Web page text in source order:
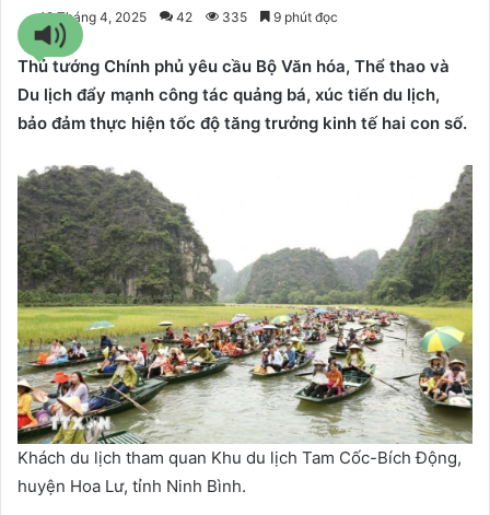
12 Tháng 4, 2025 42 335 9 phút đọc
Thủ tướng Chính phủ yêu cầu Bộ Văn hóa, Thể thao và
Du lịch đẩy mạnh công tác quảng bá, xúc tiến du lịch,
bảo đảm thực hiện tốc độ tăng trưởng kinh tế hai con số.
Khách du lịch tham quan Khu du lịch Tam Cốc-Bích Động,
huyện Hoa Lư, tỉnh Ninh Bình.